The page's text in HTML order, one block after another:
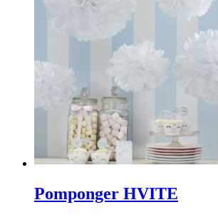
Pomponger HVITE